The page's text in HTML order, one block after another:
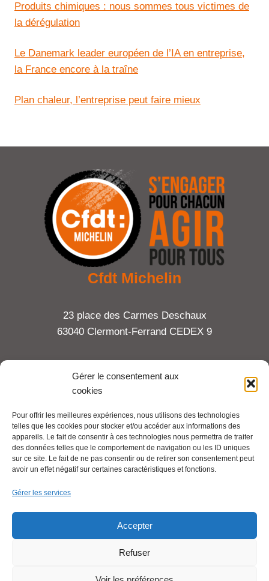
Gérer le consentement aux
cookies
Pour offrir les meilleures expériences, nous utilisons des technologies
telles que les cookies pour stocker et/ou accéder aux informations des
appareils. Le fait de consentir à ces technologies nous permettra de traiter
des données telles que le comportement de navigation ou les ID uniques
sur ce site. Le fait de ne pas consentir ou de retirer son consentement peut
avoir un effet négatif sur certaines caractéristiques et fonctions.
Gérer les services
Accepter
Refuser
Produits chimiques : nous sommes tous victimes de
la dérégulation
Le Danemark leader européen de l’IA en entreprise,
la France encore à la traîne
Plan chaleur, l’entreprise peut faire mieux
Cfdt Michelin
23 place des Carmes Deschaux
63040 Clermont-Ferrand CEDEX 9
Tel : 06 65 27 23 81
Mentions légales
Pour aller plus loin :
Se syndiquer en ligne
Nous contacter